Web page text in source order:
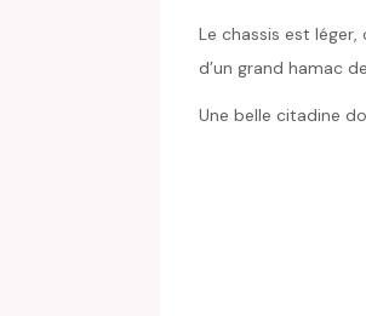
Le chassis est
d’un grand hamac
Une belle citadine